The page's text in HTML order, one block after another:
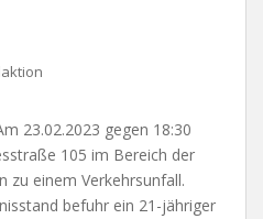
23.02.2023 gegen 18:30
105 im Bereich der
zu einem Verkehrsunfall.
befuhr ein 21-jähriger